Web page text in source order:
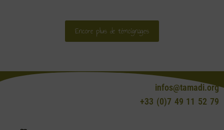
Encore plus de témoignages
infos@tamadi.org
+33 (0)7 49 11 52 79